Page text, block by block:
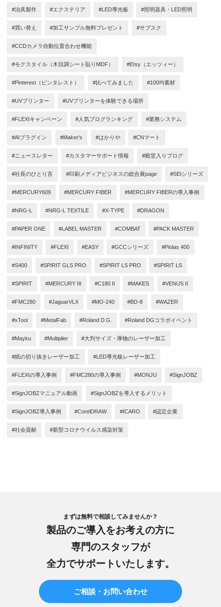
#治具製作 #エクステリア #LED導光板 #照明器具・LED照明
#買い替え #加工サンプル無料プレゼント #サブスク
#CCDカメラ自動位置合わせ機能
#モクスタイル（木目調シート貼りMDF） #Etsy（エッツィー）
#Pinterest（ピンタレスト） #比べてみました #100均素材
#UVプリンター #UVプリンターを体験できる場所
#FLEXIキャンペーン #人気ブログランキング #業務システム
#AIプラグイン #Maker's #はかりや #CNマート
#ニュースレター #カスタマーサポート情報 #殿堂入りブログ
#社長のひとり言 #印刷メディアビジネスの総合展page #SEIシリーズ
#MERCURY609 #MERCURY FIBER #MERCURY FIBERの導入事例
#NRG-L #NRG-L TEXTILE #X-TYPE #DRAGON
#PAPER ONE #LABEL MASTER #COMBAT #PACK MASTER
#INFINITY #FLEXI #EASY #GCCシリーズ #Piolas 400
#S400 #SPIRIT GLS PRO #SPIRIT LS PRO #SPIRIT LS
#SPIRIT #MERCURY III #C180 II #MAKES #VENUS II
#FMC280 #JaguarVLX #MO-240 #BD-8 #WAZER
#xTool #MetalFab #Roland D.G. #Roland DGコラボイベント
#Mayku #Multiplier #大判サイズ・厚物のレーザー加工
#紙の切り抜きレーザー加工 #LED導光板レーザー加工
#FLEXIの導入事例 #FMC280の導入事例 #MONJU #SignJOBZ
#SignJOBZマニュアル動画 #SignJOBZを導入するメリット
#SignJOBZ導入事例 #CorelDRAW #ICARO #認定企業
#社会貢献 #新型コロナウイルス感染対策
まずは無料で相談してみませんか？
製品のご導入をお考えの方に
専門のスタッフが
全力でサポートいたします。
ご相談・お問い合わせ